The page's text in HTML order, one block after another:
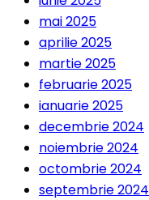
mai 2025
aprilie 2025
martie 2025
februarie 2025
ianuarie 2025
decembrie 2024
noiembrie 2024
octombrie 2024
septembrie 2024